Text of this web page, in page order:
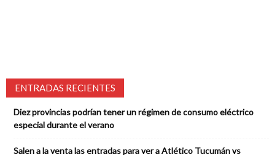
ENTRADAS RECIENTES
Diez provincias podrían tener un régimen de consumo eléctrico
especial durante el verano
Salen a la venta las entradas para ver a Atlético Tucumán vs